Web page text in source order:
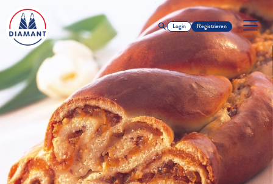
Login Registrieren